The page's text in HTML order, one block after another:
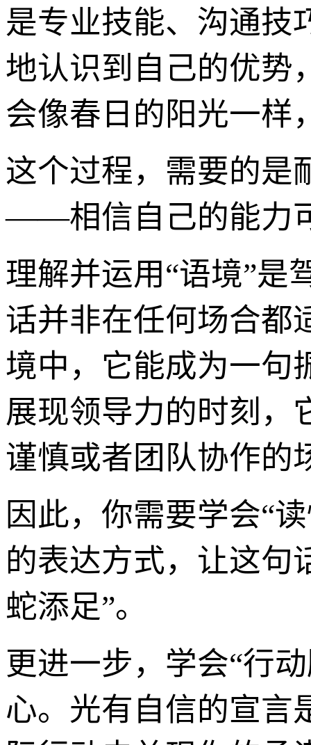
是专业技能、沟通技
地认识到自己的优势
会像春日的阳光一样
这个过程，需要的是
——相信自己的能力
理解并运用“语境”是
话并非在任何场合都
境中，它能成为一句
展现领导力的时刻，
谨慎或者团队协作的
因此，你需要学会“
的表达方式，让这句
蛇添足”。
更进一步，学会“行
心。光有自信的宣言